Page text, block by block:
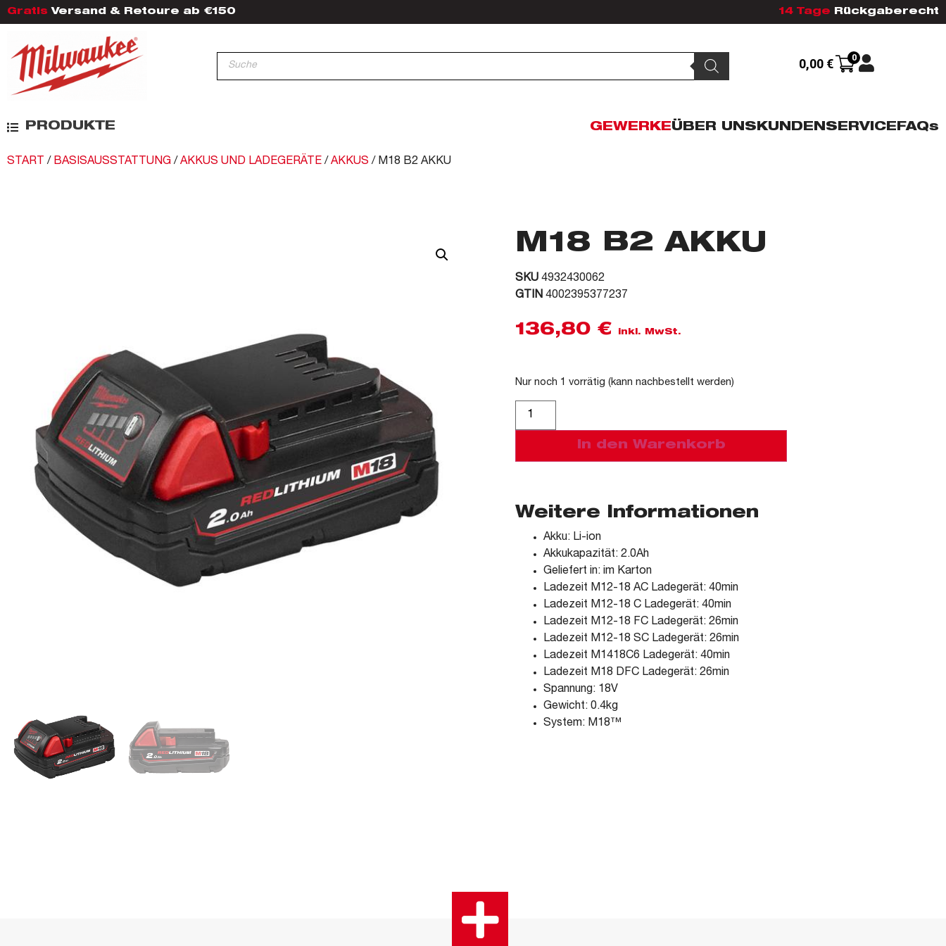
Gratis Versand & Retoure ab €150 14 Tage Rückgaberecht
0,00 € 0
PRODUKTE GEWERKEÜBER UNSKUNDENSERVICEFAQs
START / BASISAUSSTATTUNG / AKKUS UND LADEGERÄTE / AKKUS / M18 B2 AKKU
M18 B2 AKKU
SKU 4932430062
GTIN 4002395377237
136,80 € inkl. MwSt.
Nur noch 1 vorrätig (kann nachbestellt werden)
In den Warenkorb
Weitere Informationen
Akku: Li-ion
Akkukapazität: 2.0Ah
Geliefert in: im Karton
Ladezeit M12-18 AC Ladegerät: 40min
Ladezeit M12-18 C Ladegerät: 40min
Ladezeit M12-18 FC Ladegerät: 26min
Ladezeit M12-18 SC Ladegerät: 26min
Ladezeit M1418C6 Ladegerät: 40min
Ladezeit M18 DFC Ladegerät: 26min
Spannung: 18V
Gewicht: 0.4kg
System: M18™